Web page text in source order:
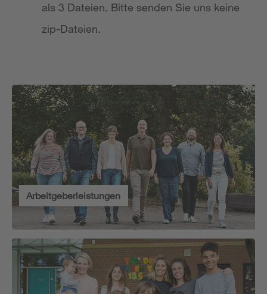
als 3 Dateien. Bitte senden Sie uns keine
zip-Dateien.
Arbeitgeberleistungen